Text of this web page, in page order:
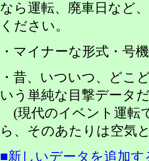
なら運転、廃車日など
ください。
・マイナーな形式・号
・昔、いついつ、どこ
いう単純な目撃データ
(現代のイベント運転
ら、そのあたりは空気
■新しいデータを追加す